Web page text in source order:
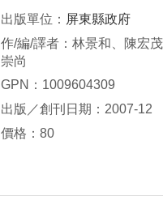
出版單位： 屏東縣政府
作/編/譯者：林景和、陳宏
崇尚
GPN：1009604309
出版／創刊日期：2007-12
價格：80